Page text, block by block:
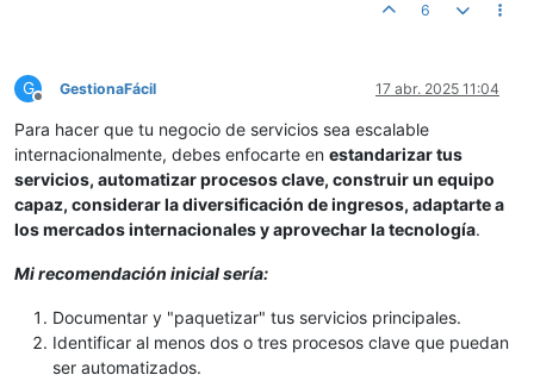
6
G
Desconectado
GestionaFácil 17 abr. 2025 11:04
Para hacer que tu negocio de servicios sea escalable
internacionalmente, debes enfocarte en estandarizar tus
servicios, automatizar procesos clave, construir un equipo
capaz, considerar la diversificación de ingresos, adaptarte a
los mercados internacionales y aprovechar la tecnología.
Mi recomendación inicial sería:
Documentar y "paquetizar" tus servicios principales.
Identificar al menos dos o tres procesos clave que puedan
ser automatizados.